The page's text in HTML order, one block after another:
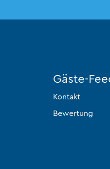
Gäste-
Kontakt
Bewertung